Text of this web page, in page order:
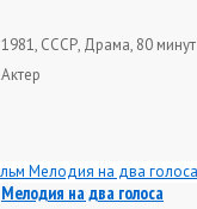
1981, СССР, Драма, 80 минут
Актер
Мелодия на два голоса